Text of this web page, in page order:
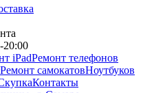
20:00
iPadРемонт телефонов
Ремонт самокатовНоутбуков
Контакты